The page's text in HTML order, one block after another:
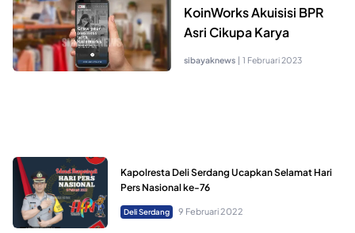
KoinWorks Akuisisi BPR
Asri Cikupa Karya
sibayaknews | 1 Februari 2023
Kapolresta Deli Serdang Ucapkan Selamat Hari
Pers Nasional ke-76
Deli Serdang 9 Februari 2022